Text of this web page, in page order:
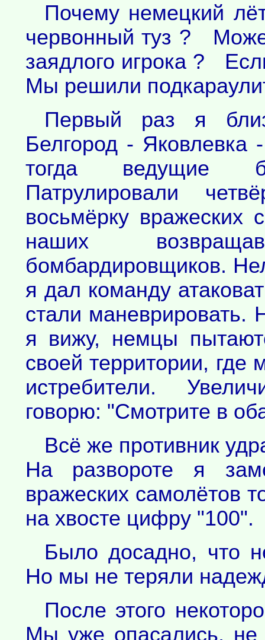
Почему немецкий
червонный туз ?
заядлого игрока ?
Мы решили
Первый раз я
Белгород -
тогда ведущие
Патрулировали
восьмёрку вражеских
наших
бомбардировщиков.
я дал команду
стали маневрировать.
я вижу, немцы
своей территории, где
истребители.
говорю: "Смотрите в
Всё же противник
На развороте я
вражеских самолётов
на хвосте цифру "100".
Было досадно, что
Но мы не теряли
После этого
Мы уже опасались, не